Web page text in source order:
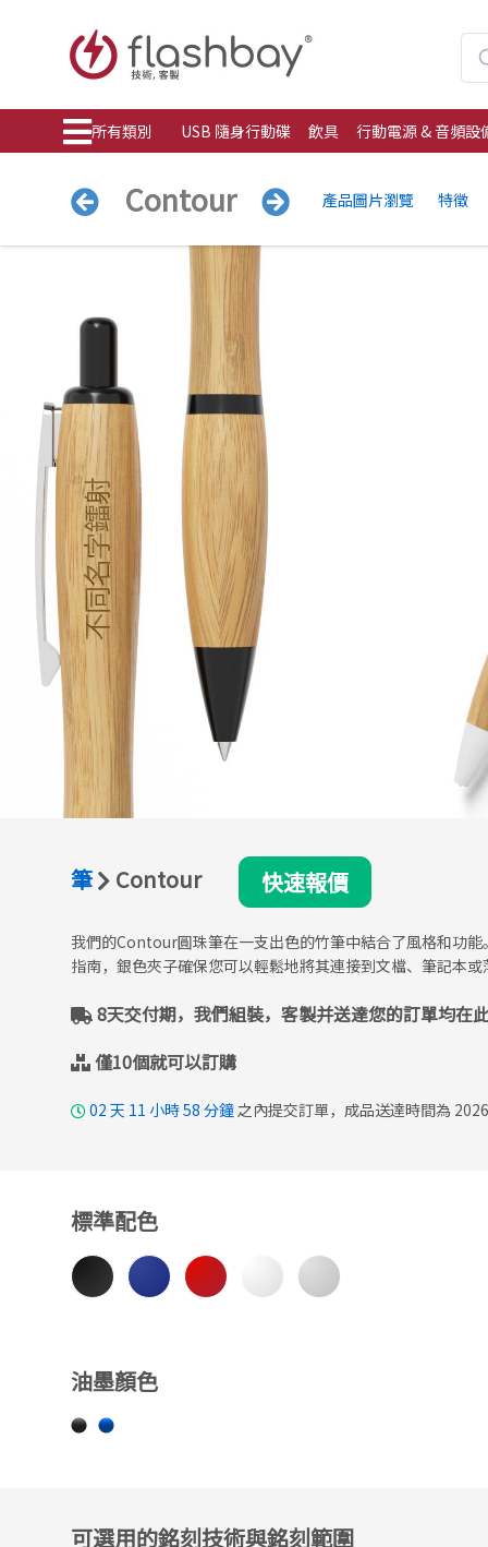
所有類別 USB 隨身行動碟 飲具 行動電源 & 音頻設
Contour 產品圖片瀏覽 特徵
筆 Contour 快速報價
我們的Contour圓珠筆在一支出色的竹筆中結合了風格和功
指南，銀色夾子確保您可以輕鬆地將其連接到文檔、筆記本
8天交付期，我們組裝，客製并送達您的訂單均在
僅10個就可以訂購
02 天 11 小時58 分鐘之內提交訂單，成品送達時間為
標準配色
油墨顏色
可選用的銘刻技術與銘刻範圍